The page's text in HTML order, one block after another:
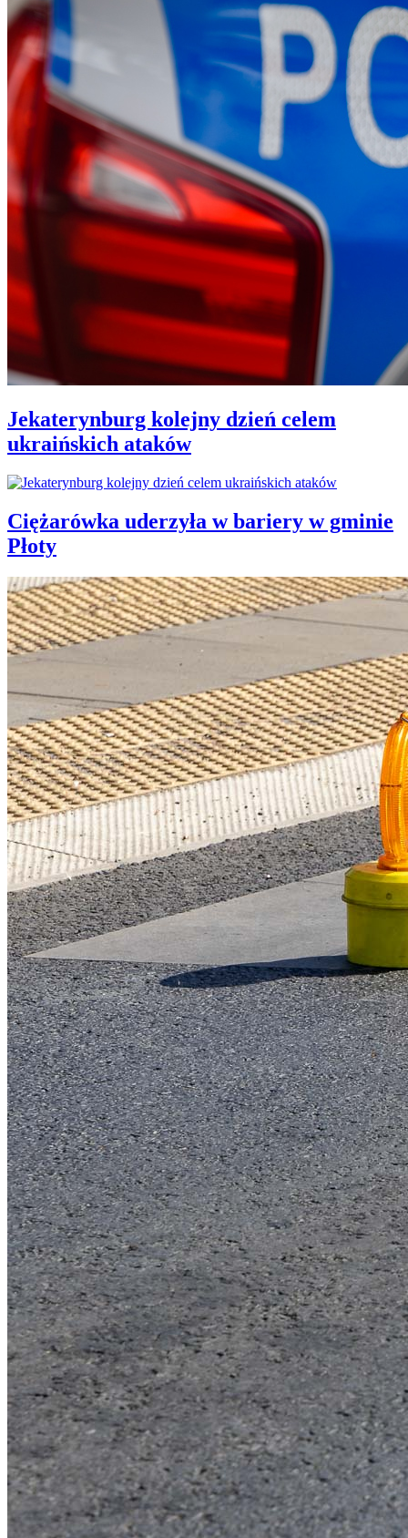
Jekaterynburg kolejny dzień celem
ukraińskich ataków
Ciężarówka uderzyła w bariery w gminie
Płoty